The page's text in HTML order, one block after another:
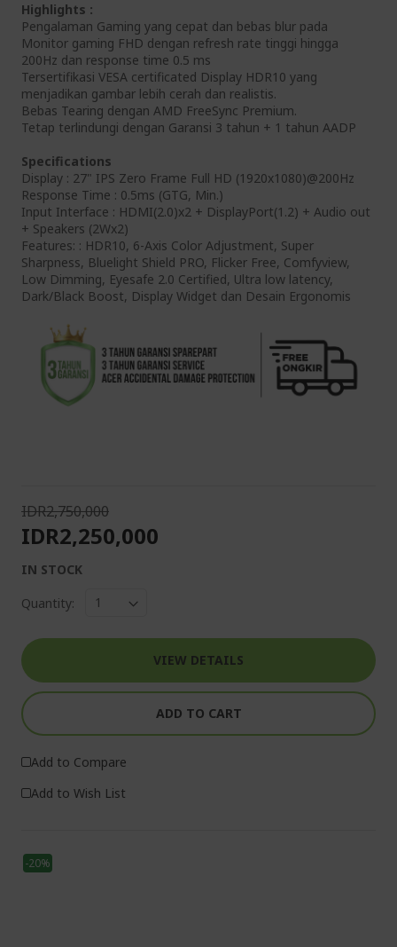
Highlights :
Pengalaman Gaming yang cepat dan bebas blur pada
Monitor gaming FHD dengan refresh rate tinggi hingga
200Hz dan response time 0.5 ms
Tersertifikasi VESA certificated Display HDR10 yang
menjadikan gambar lebih cerah dan realistis.
Bebas Tearing dengan AMD FreeSync Premium.
Tetap terlindungi dengan Garansi 3 tahun + 1 tahun AADP
Specifications
Display : 27" IPS Zero Frame Full HD (1920x1080)@200Hz
Response Time : 0.5ms (GTG, Min.)
Input Interface : HDMI(2.0)x2 + DisplayPort(1.2) + Audio out
+ Speakers (2Wx2)
Features: : HDR10, 6-Axis Color Adjustment, Super
Sharpness, Bluelight Shield PRO, Flicker Free, Comfyview,
Low Dimming, Eyesafe 2.0 Certified, Ultra low latency,
Dark/Black Boost, Display Widget dan Desain Ergonomis
IDR2,750,000
IDR2,250,000
IN STOCK
Quantity:
VIEW DETAILS
ADD TO CART
Add to Compare
Add to Wish List
-20%